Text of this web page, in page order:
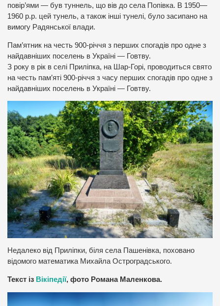
повір’ями — був туннель, що вів до села Попівка. В 1950—
1960 р.р. цей тунель, а також інші тунелі, було засипано на
вимогу Радянської влади.
Пам’ятник на честь 900-річчя з перших спогадів про одне з
найдавніших поселень в Україні — Говтву.
З року в рік в селі Приліпка, на Шар-Горі, проводиться свято
на честь пам’яті 900-річчя з часу перших спогадів про одне з
найдавніших поселень в Україні — Говтву.
Недалеко від Приліпки, біля села Пашенівка, поховано
відомого математика Михайла Остроградського.
Текст із Вікіпедії, фото Романа Маленкова.